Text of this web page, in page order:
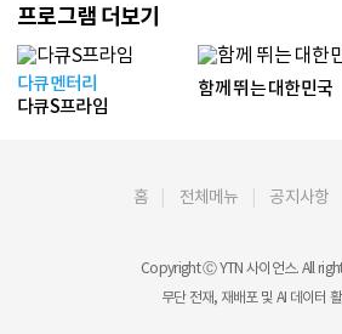
프로그램 더보기
다큐멘터리
다큐S프라임
함께 뛰는 대한민국
홈 전체메뉴 공지사항
Copyright Ⓒ YTN 사이언스. All
무단 전재, 재배포 및 AI 데이터